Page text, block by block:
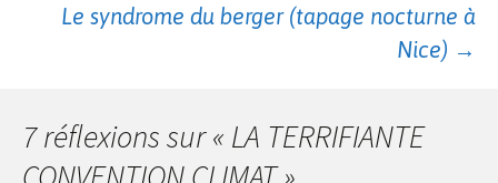
desLe syndrome du berger (tapage nocturne à
Nice) →
7 réflexions sur « LA TERRIFIANTE